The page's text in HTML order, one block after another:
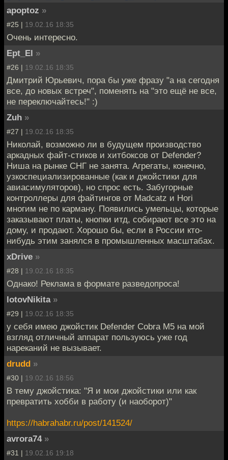
apoptoz »
#25 | 19.02.16 18:35
Очень интересно.
Ept_El »
#26 | 19.02.16 18:35
Дмитрий Юрьевич, пора бы уже фразу "а на сегодня
все, до новых встреч", поменять на "это ещё не все,
не переключайтесь!" :)
Zuh »
#27 | 19.02.16 18:35
Николай, возможно ли в будущем производство
аркадных файт-стиков и хитбоксов от Defender?
Ниша на рынке СНГ не занята. Агрегаты, конечно,
узкоспециализированные (как и джойстики для
авиасимуляторов), но спрос есть. Забугорные
контроллеры для файтингов от Madcatz и Hori
многим не по карману. Появились умельцы, которые
заказывают платы, кнопки итд, собирают все это на
дому, и продают. Хорошо бы, если в России кто-
нибудь этим занялся в промышленных масштабах.
xDrive »
#28 | 19.02.16 18:35
Однако! Реклама в формате разведопроса!
lotovNikita »
#29 | 19.02.16 18:35
у себя имею джойстик Defender Cobra M5 на мой
взгляд отличный аппарат пользуюсь уже год
нареканий не вызывает.
drudd »
#30 | 19.02.16 18:56
В тему джойстика: "Я и мои джойстики или как
превратить хобби в работу (и наоборот)"
https://habrahabr.ru/post/141524/
avrora74 »
#31 | 19.02.16 19:18